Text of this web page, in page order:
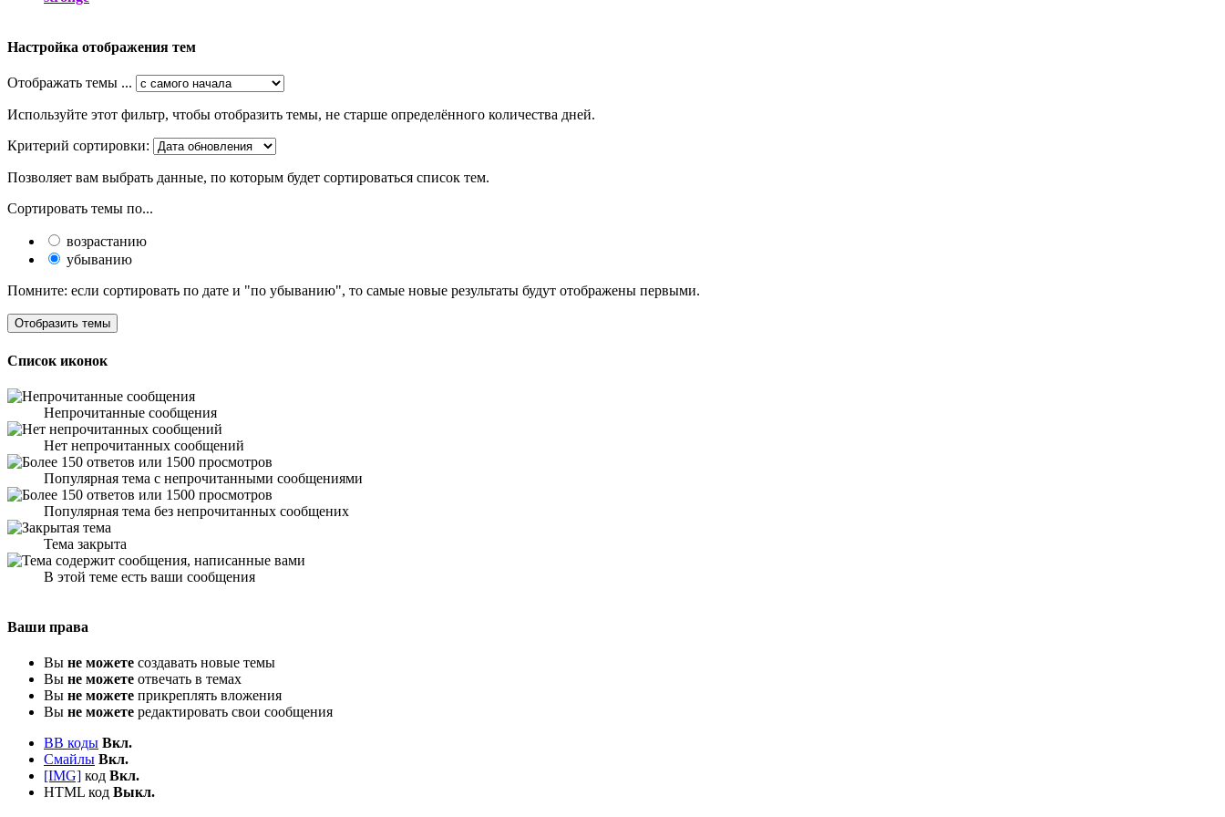
Настройка отображения тем
Отображать темы ...
Используйте этот фильтр, чтобы отобразить темы, не старше определённого количества дней.
Критерий сортировки:
Позволяет вам выбрать данные, по которым будет сортироваться список тем.
Сортировать темы по...
возрастанию
убыванию
Помните: если сортировать по дате и "по убыванию", то самые новые результаты будут отображены первыми.
Список иконок
Непрочитанные сообщения
Нет непрочитанных сообщений
Популярная тема с непрочитанными сообщениями
Популярная тема без непрочитанных сообщених
Тема закрыта
В этой теме есть ваши сообщения
Ваши права
Вы не можете создавать новые темы
Вы не можете отвечать в темах
Вы не можете прикреплять вложения
Вы не можете редактировать свои сообщения
BB коды Вкл.
Смайлы Вкл.
[IMG] код Вкл.
HTML код Выкл.